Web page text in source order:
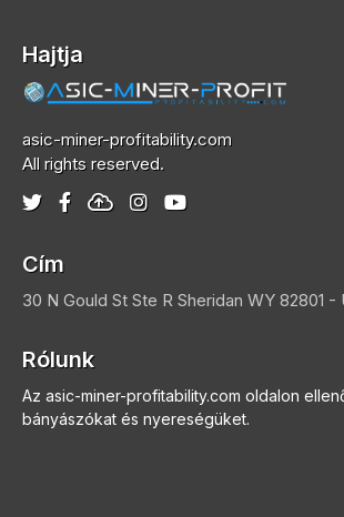
Hajtja
asic-miner-profitability.com
All rights reserved.
Cím
30 N Gould St Ste R Sheridan WY 82801 -
Rólunk
Az asic-miner-profitability.com oldalon
bányászókat és nyereségüket.